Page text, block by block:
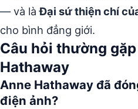
— và làĐại sứ thiện chí
cho bình đẳng giới.
Câu hỏi thường
Hathaway
Anne Hathaway đã
điện ảnh?